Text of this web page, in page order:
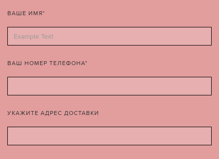
ВАШЕ ИМЯ*
ВАШ НОМЕР ТЕЛЕФОНА*
УКАЖИТЕ АДРЕС ДОСТАВКИ